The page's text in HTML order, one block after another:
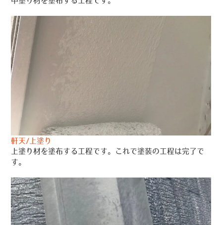
軒天/上塗り
上塗り材を塗布する工程です。これで塗装の工程は完了で
す。